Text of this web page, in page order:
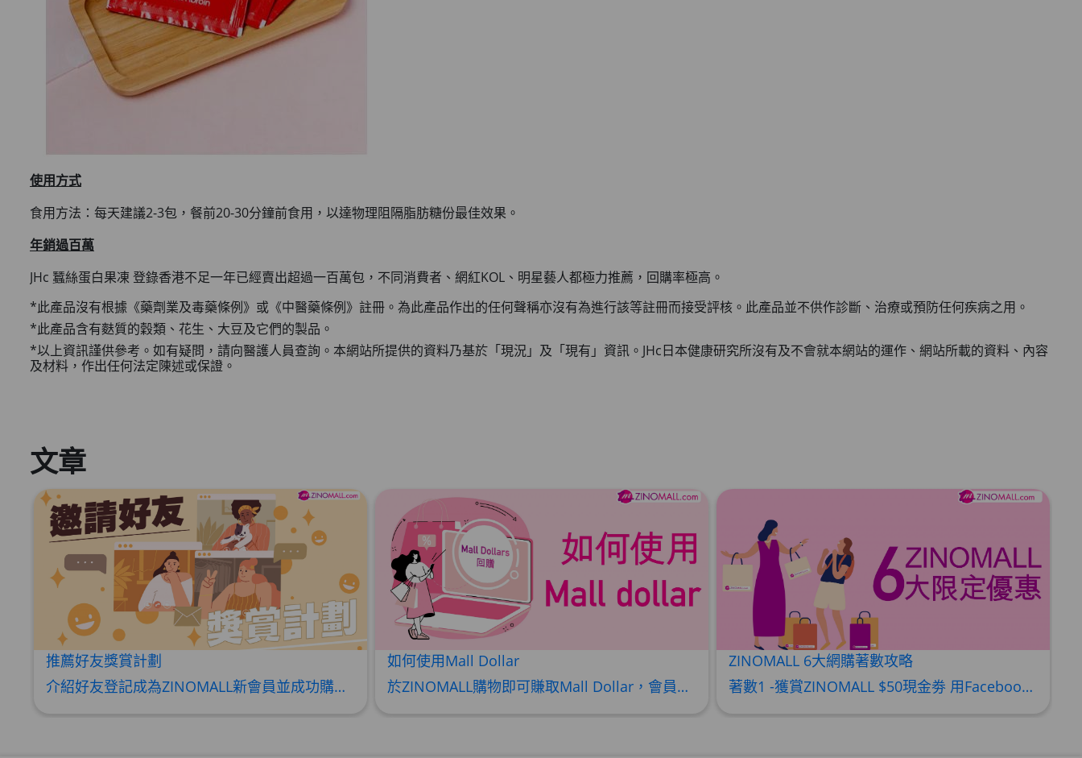
使用方式
食用方法：每天建議2-3包，餐前20-30分鐘前食用，以達物理阻隔脂肪糖份最佳效果。
年銷過百萬
JHc 蠶絲蛋白果凍 登錄香港不足一年已經賣出超過一百萬包，不同消費者、網紅KOL、明星藝人都極力推薦，回購率極高。
*此產品沒有根據《藥劑業及毒藥條例》或《中醫藥條例》註冊。為此產品作出的任何聲稱亦沒有為進行該等註冊而接受評核。此產品並不供作診斷、治療或預防任何疾病之用。
*此產品含有麩質的穀類、花生、大豆及它們的製品。
*以上資訊謹供參考。如有疑問，請向醫護人員查詢。本網站所提供的資料乃基於「現況」及「現有」資訊。JHc日本健康研究所沒有及不會就本網站的運作、網站所載的資料、內容
及材料，作出任何法定陳述或保證。
文章
推薦好友獎賞計劃
介紹好友登記成為ZINOMALL新會員並成功購物，您即可獲得$50Mall Dollar現金回贈，你的好友亦可同時獲得$50Mall Dollar現金回贈。 **舊會員必須完成首張訂單才可開通邀請好友獎賞計劃** 1. 舊會員可於 我的帳戶>>>邀請好友獎賞 中找到 好友推薦碼 (紅圈位置) 2. 會員可複製好友推薦碼並透過 Whatsapp / Facebook / Email分享給自己好友。推薦好友次數不限，介紹愈多新朋友，可獲得愈多Mall Dollar現金回贈。 3. 好友
如何使用Mall Dollar
於ZINOMALL購物即可賺取Mall Dollar，會員每次購物折實後每滿HK$100，即可賺取$5 Mall Dollar回贈。Mall Dollar 將會於訂單派送成功後7-14個工作天內自動加至客人户口。下次購物時，每 $1 Mall Dollar 即可當 HK$1 使用。 Step 1 請輸入電郵及密碼後按【登入】或直接連結Facebook 登入 Step 2 挑選合適貨品後，輸入購買數量，然後按【加入購物車】 Step 3 按一下右上角的購物車圖案 ,
ZINOMALL 6大網購著數攻略
著數1 -獲賞ZINOMALL $50現金劵 用Facebook或Email 成功登記做ZINOMALL網購會員，$50現金劵會自動加入閣下ZINOMALL的賬戶，單次購物滿$350，網上付款時即可使用$50優惠劵，只可使用一次。 著數2- 新會員購物滿$680(折實)即減$80, 再送豐富迎新禮物 【迎新禮物優惠劵】會自動加入閣下ZINOMALL的賬戶，新會員單次購物滿$680(折實)，網上付款時使用優惠劵，即減$80及送神秘迎新禮物。 著數3- 新會員購物滿$1088(折實)即減$150, 再送